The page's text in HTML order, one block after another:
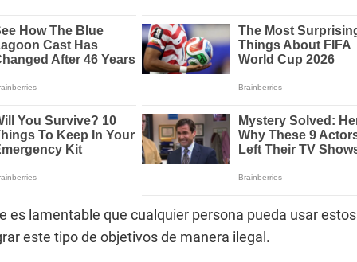
es lamentable que cualquier persona pueda usar estos
este tipo de objetivos de manera ilegal.